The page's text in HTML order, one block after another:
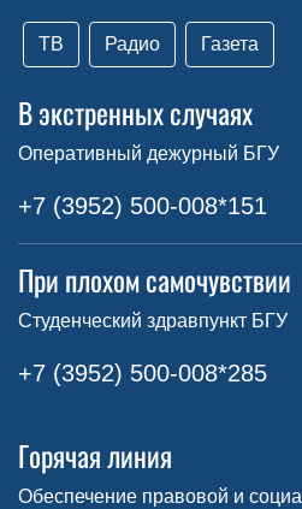
ТВ Радио Газета
В экстренных случаях
Оперативный дежурный БГУ
+7 (3952) 500-008*151
При плохом самочувствии
Студенческий здравпункт БГУ
+7 (3952) 500-008*285
Горячая линия
Обеспечение правовой и